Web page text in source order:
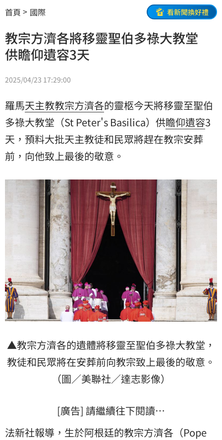
首頁 國際 看新聞換好禮
教宗方濟各將移靈聖伯多祿大教堂
供瞻仰遺容3天
2025/04/23 17:29:00
羅馬天主教教宗方濟各的靈柩今天將移靈至聖伯
多祿大教堂 （St Peter's Basilica）供瞻仰遺容3
天，預料大批天主教徒和民眾將趕在教宗安葬
前，向他致上最後的敬意。
▲教宗方濟各的遺體將移靈至聖伯多祿大教堂，
教徒和民眾將在安葬前向教宗致上最後的敬意。
（圖／美聯社／達志影像）
[廣告] 請繼續往下閱讀…
法新社報導，生於阿根廷的教宗方濟各（Pope